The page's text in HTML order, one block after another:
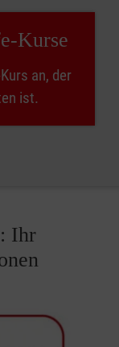
Kurse
an, der
ist.
Ihr